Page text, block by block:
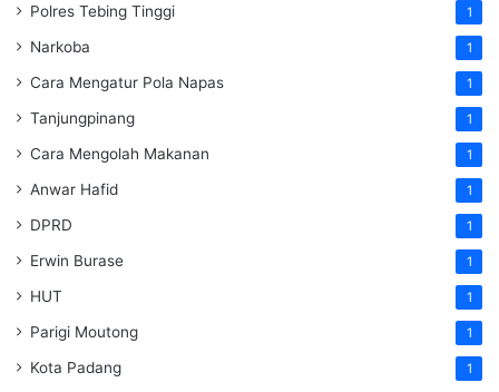
Polres Tebing Tinggi 1
Narkoba 1
Cara Mengatur Pola Napas 1
Tanjungpinang 1
Cara Mengolah Makanan 1
Anwar Hafid 1
DPRD 1
Erwin Burase 1
HUT 1
Parigi Moutong 1
Kota Padang 1